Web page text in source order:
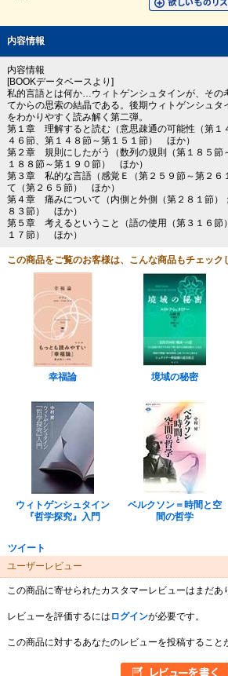
内容情報
内容情報
[BOOKデータベースより]
私的言語とは何か…ウィトゲンシュタインが、その
てからの思索の結晶である。後期ウィトゲンシュタ
をわかりやすく読み解く第二弾。
第１章 理解すると読む（意思疎通の可能性（第１
４６節、第１４８節～第１５１節） ほか）
第２章 規則にしたがう（数列の規則（第１８５節
１８８節～第１９０節） ほか）
第３章 私的な言語（感覚Ｅ（第２５９節～第２６
て（第２６５節） ほか）
第４章 痛みについて（内側と外側（第２８１節）
８３節） ほか）
第５章 考えるということ（語の使用（第３１６節
１７節） ほか）
この商品をご覧のお客様は、こんな商品もチェック
幸福論 境域の秘密
ウィトゲンシュタイン
『哲学探究』入門
ベルクソン＝時間と空
間の哲学
ツイート
ユーザーレビュー
この商品に寄せられたカスタマーレビューはまだあ
レビューを評価するには ログインが必要です。
この商品に対するあなたのレビューを投稿すること